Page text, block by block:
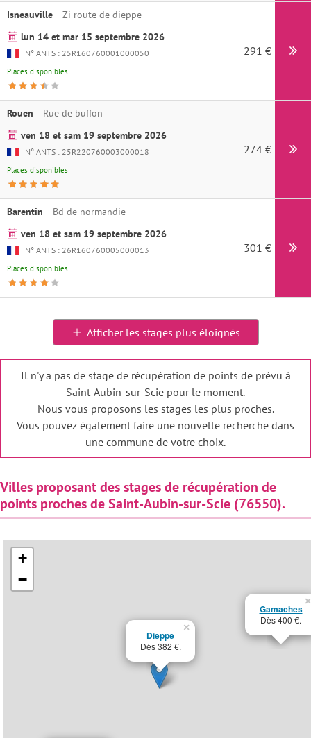
Isneauville
Zi route de dieppe
lun 14 et mar 15 septembre 2026
N° ANTS : 25R160760001000050
Places disponibles
291 €
Rouen
Rue de buffon
ven 18 et sam 19 septembre 2026
N° ANTS : 25R220760003000018
Places disponibles
274 €
Barentin
Bd de normandie
ven 18 et sam 19 septembre 2026
N° ANTS : 26R160760005000013
Places disponibles
301 €
Afficher les stages plus éloignés
Il n'y a pas de stage de récupération de points de prévu à
Saint-Aubin-sur-Scie pour le moment.
Nous vous proposons les stages les plus proches.
Vous pouvez également faire une nouvelle recherche dans
une commune de votre choix.
Villes proposant des stages de récupération de
points proches de Saint-Aubin-sur-Scie (76550).
Dieppe
Dès 382 €.
×
Gamaches
Dès 400 €.
×
+
−